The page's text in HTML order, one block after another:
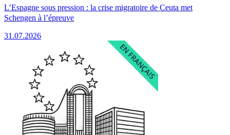
L’Espagne sous pression : la crise migratoire de Ceuta met
Schengen à l’épreuve
31.07.2026